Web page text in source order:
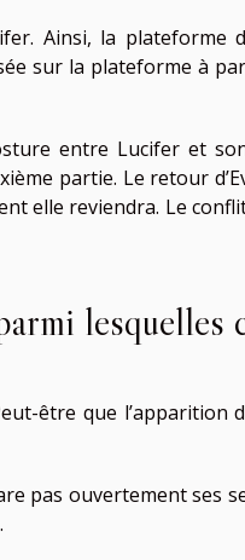
Ainsi, la plateforme
sur la plateforme à
entre Lucifer et
partie. Le retour
elle reviendra. Le
lesquelles
être que l’apparition
pas ouvertement ses